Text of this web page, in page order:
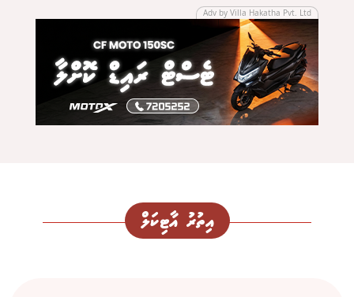
Adv by Villa Hakatha Pvt. Ltd
އިތުރު އާޓިކަލް